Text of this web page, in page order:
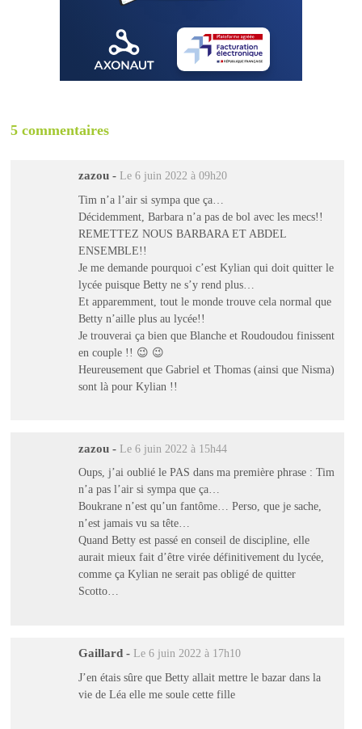
5 commentaires
zazou - Le 6 juin 2022 à 09h20
Tim n’a l’air si sympa que ça…
Décidemment, Barbara n’a pas de bol avec les mecs!!
REMETTEZ NOUS BARBARA ET ABDEL
ENSEMBLE!!
Je me demande pourquoi c’est Kylian qui doit quitter le
lycée puisque Betty ne s’y rend plus…
Et apparemment, tout le monde trouve cela normal que
Betty n’aille plus au lycée!!
Je trouverai ça bien que Blanche et Roudoudou finissent
en couple !! 😉 😉
Heureusement que Gabriel et Thomas (ainsi que Nisma)
sont là pour Kylian !!
zazou - Le 6 juin 2022 à 15h44
Oups, j’ai oublié le PAS dans ma première phrase : Tim
n’a pas l’air si sympa que ça…
Boukrane n’est qu’un fantôme… Perso, que je sache,
n’est jamais vu sa tête…
Quand Betty est passé en conseil de discipline, elle
aurait mieux fait d’être virée définitivement du lycée,
comme ça Kylian ne serait pas obligé de quitter
Scotto…
Gaillard - Le 6 juin 2022 à 17h10
J’en étais sûre que Betty allait mettre le bazar dans la
vie de Léa elle me soule cette fille